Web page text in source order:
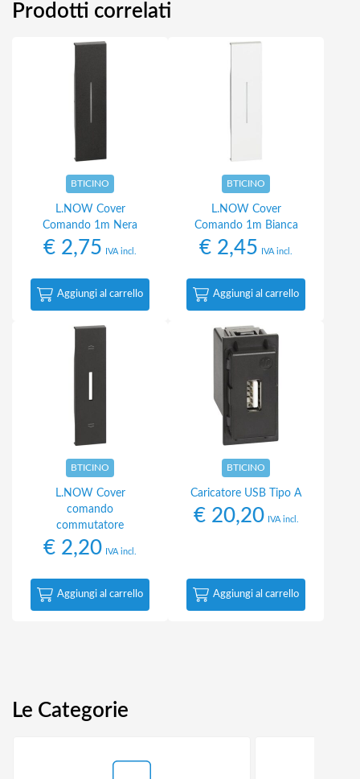
Prodotti correlati
BTICINO
L.NOW Cover
Comando 1m Nera
€ 2,75 IVA incl.
Aggiungi al carrello
BTICINO
L.NOW Cover
Comando 1m Bianca
€ 2,45 IVA incl.
Aggiungi al carrello
BTICINO
L.NOW Cover
comando
commutatore
€ 2,20 IVA incl.
Aggiungi al carrello
BTICINO
Caricatore USB Tipo A
€20,20 IVA incl.
Aggiungi al carrello
Le Categorie